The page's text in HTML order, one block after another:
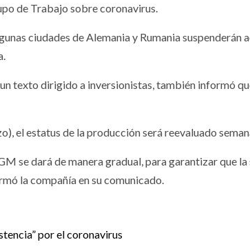
de Trabajo sobre coronavirus.
ciudades de Alemania y Rumania
texto dirigido a inversionistas, también informó
el estatus de la producción será reevaluado
se dará de manera gradual, para garantizar que
la compañía en su comunicado.
por el coronavirus